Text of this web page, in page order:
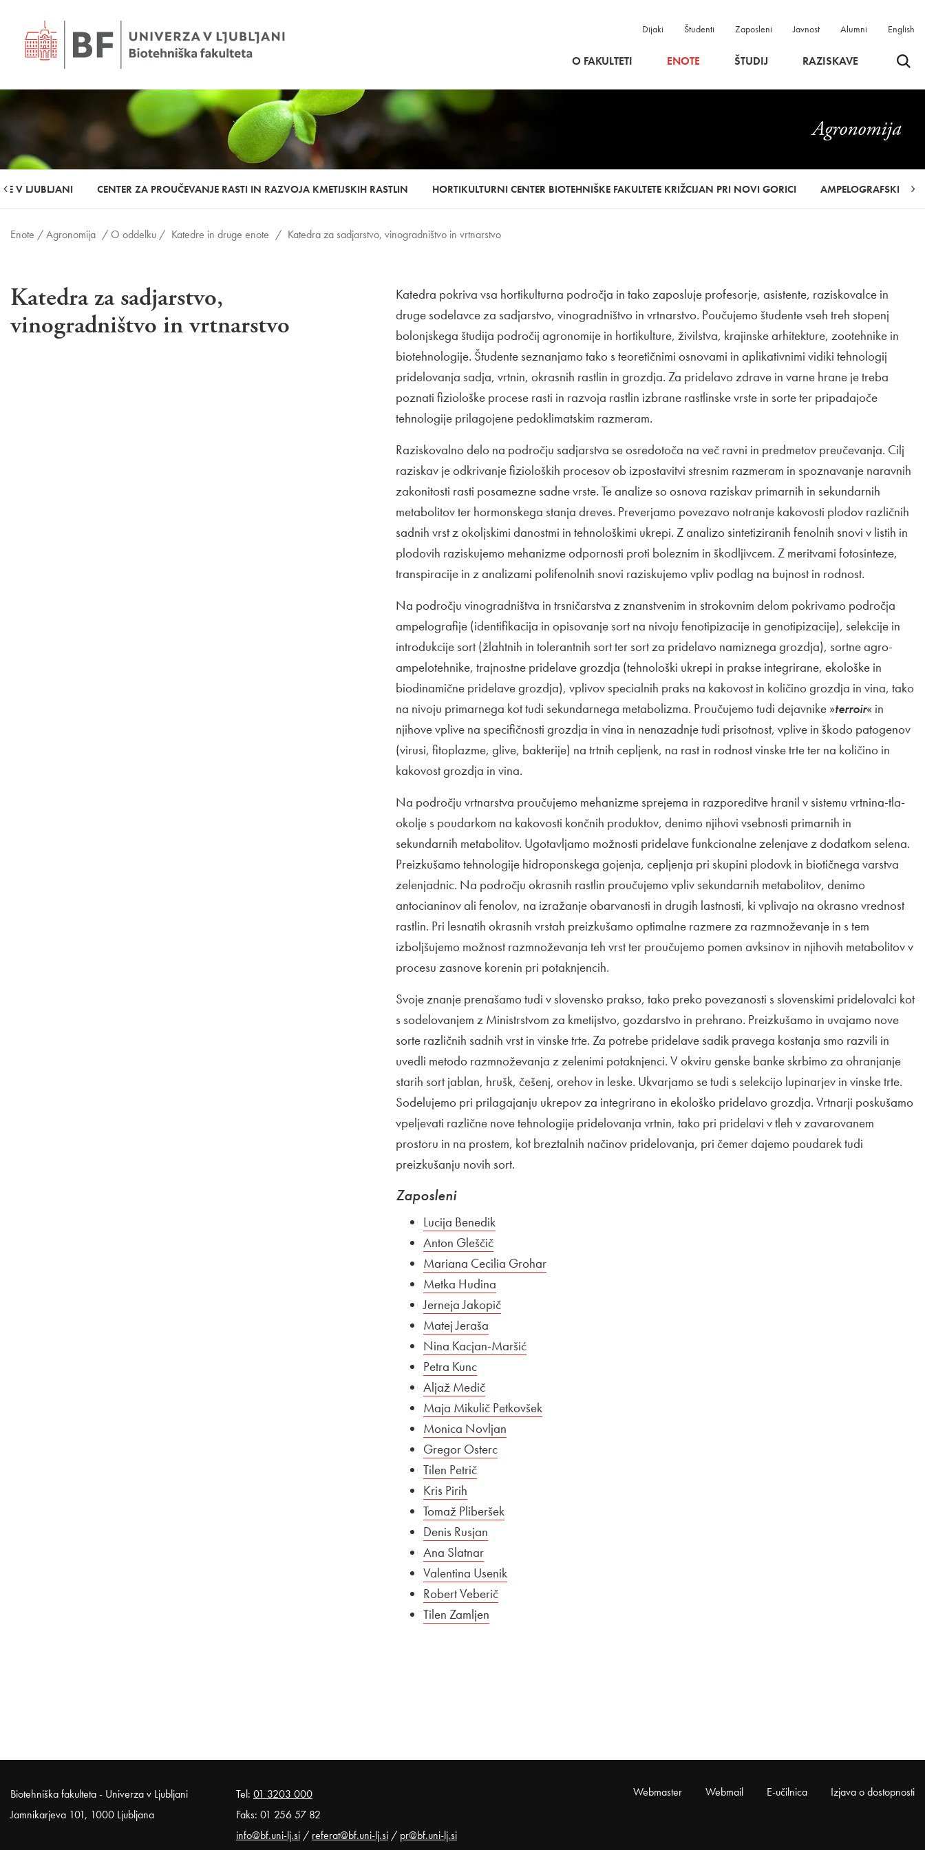
Dijaki Študenti Zaposleni Javnost Alumni English
O FAKULTETI ENOTE ŠTUDIJ RAZISKAVE Odpri
Agronomija
V LJUBLJANI CENTER ZA PROUČEVANJE RASTI IN RAZVOJA KMETIJSKIH RASTLIN HORTIKULTURNI CENTER BIOTEHNIŠKE FAKULTETE KRIŽCIJAN PRI NOVI GORICI AMPELOGRAFSKI
Enote /Agronomija / O oddelku / Katedre in druge enote / Katedra za sadjarstvo, vinogradništvo in vrtnarstvo
Katedra za sadjarstvo,
vinogradništvo in vrtnarstvo
Katedra pokriva vsa hortikulturna področja in tako zaposluje profesorje, asistente, raziskovalce in
druge sodelavce za sadjarstvo, vinogradništvo in vrtnarstvo. Poučujemo študente vseh treh stopenj
bolonjskega študija področij agronomije in hortikulture, živilstva, krajinske arhitekture, zootehnike in
biotehnologije. Študente seznanjamo tako s teoretičnimi osnovami in aplikativnimi vidiki tehnologij
pridelovanja sadja, vrtnin, okrasnih rastlin in grozdja. Za pridelavo zdrave in varne hrane je treba
poznati fiziološke procese rasti in razvoja rastlin izbrane rastlinske vrste in sorte ter pripadajoče
tehnologije prilagojene pedoklimatskim razmeram.
Raziskovalno delo na področju sadjarstva se osredotoča na več ravni in predmetov preučevanja. Cilj
raziskav je odkrivanje fizioloških procesov ob izpostavitvi stresnim razmeram in spoznavanje naravnih
zakonitosti rasti posamezne sadne vrste. Te analize so osnova raziskav primarnih in sekundarnih
metabolitov ter hormonskega stanja dreves. Preverjamo povezavo notranje kakovosti plodov različnih
sadnih vrst z okoljskimi danostmi in tehnološkimi ukrepi. Z analizo sintetiziranih fenolnih snovi v listih in
plodovih raziskujemo mehanizme odpornosti proti boleznim in škodljivcem. Z meritvami fotosinteze,
transpiracije in z analizami polifenolnih snovi raziskujemo vpliv podlag na bujnost in rodnost.
Na področju vinogradništva in trsničarstva z znanstvenim in strokovnim delom pokrivamo področja
ampelografije (identifikacija in opisovanje sort na nivoju fenotipizacije in genotipizacije), selekcije in
introdukcije sort (žlahtnih in tolerantnih sort ter sort za pridelavo namiznega grozdja), sortne agro-
ampelotehnike, trajnostne pridelave grozdja (tehnološki ukrepi in prakse integrirane, ekološke in
biodinamične pridelave grozdja), vplivov specialnih praks na kakovost in količino grozdja in vina, tako
na nivoju primarnega kot tudi sekundarnega metabolizma. Proučujemo tudi dejavnike »terroir« in
njihove vplive na specifičnosti grozdja in vina in nenazadnje tudi prisotnost, vplive in škodo patogenov
(virusi, fitoplazme, glive, bakterije) na trtnih cepljenk, na rast in rodnost vinske trte ter na količino in
kakovost grozdja in vina.
Na področju vrtnarstva proučujemo mehanizme sprejema in razporeditve hranil v sistemu vrtnina-tla-
okolje s poudarkom na kakovosti končnih produktov, denimo njihovi vsebnosti primarnih in
sekundarnih metabolitov. Ugotavljamo možnosti pridelave funkcionalne zelenjave z dodatkom selena.
Preizkušamo tehnologije hidroponskega gojenja, cepljenja pri skupini plodovk in biotičnega varstva
zelenjadnic. Na področju okrasnih rastlin proučujemo vpliv sekundarnih metabolitov, denimo
antocianinov ali fenolov, na izražanje obarvanosti in drugih lastnosti, ki vplivajo na okrasno vrednost
rastlin. Pri lesnatih okrasnih vrstah preizkušamo optimalne razmere za razmnoževanje in s tem
izboljšujemo možnost razmnoževanja teh vrst ter proučujemo pomen avksinov in njihovih metabolitov v
procesu zasnove korenin pri potaknjencih.
Svoje znanje prenašamo tudi v slovensko prakso, tako preko povezanosti s slovenskimi pridelovalci kot
s sodelovanjem z Ministrstvom za kmetijstvo, gozdarstvo in prehrano. Preizkušamo in uvajamo nove
sorte različnih sadnih vrst in vinske trte. Za potrebe pridelave sadik pravega kostanja smo razvili in
uvedli metodo razmnoževanja z zelenimi potaknjenci. V okviru genske banke skrbimo za ohranjanje
starih sort jablan, hrušk, češenj, orehov in leske. Ukvarjamo se tudi s selekcijo lupinarjev in vinske trte.
Sodelujemo pri prilagajanju ukrepov za integrirano in ekološko pridelavo grozdja. Vrtnarji poskušamo
vpeljevati različne nove tehnologije pridelovanja vrtnin, tako pri pridelavi v tleh v zavarovanem
prostoru in na prostem, kot breztalnih načinov pridelovanja, pri čemer dajemo poudarek tudi
preizkušanju novih sort.
Zaposleni
Lucija Benedik
Anton Gleščič
Mariana Cecilia Grohar
Metka Hudina
Jerneja Jakopič
Matej Jeraša
Nina Kacjan-Maršić
Petra Kunc
Aljaž Medič
Maja Mikulič Petkovšek
Monica Novljan
Gregor Osterc
Tilen Petrič
Kris Pirih
Tomaž Pliberšek
Denis Rusjan
Ana Slatnar
Valentina Usenik
Robert Veberič
Tilen Zamljen
Noga strani
Biotehniška fakulteta - Univerza v Ljubljani
Jamnikarjeva 101, 1000 Ljubljana
Tel: 01 3203 000
Faks: 01 256 57 82
info@bf.uni-lj.si / referat@bf.uni-lj.si / pr@bf.uni-lj.si
Webmaster Webmail E-učilnica Izjava o dostopnosti